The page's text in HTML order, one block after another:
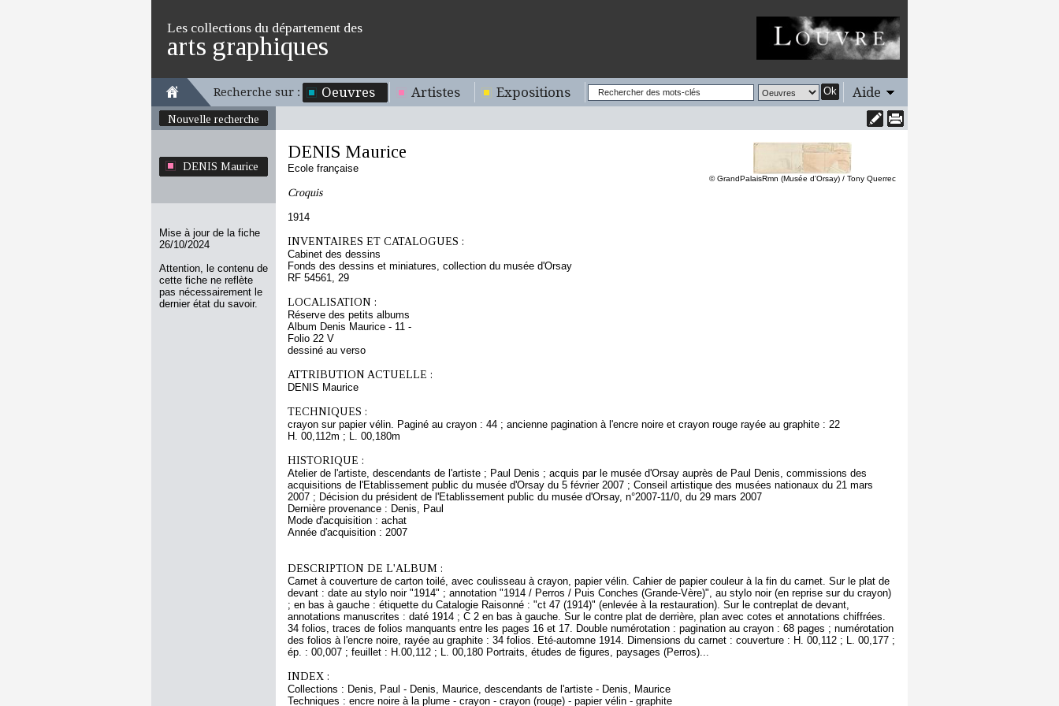
Les collections du département des
arts graphiques
Recherche sur : Oeuvres Artistes Expositions Ok Aide
Nouvelle recherche
DENIS Maurice
Mise à jour de la fiche
26/10/2024
Attention, le contenu de
cette fiche ne reflète
pas nécessairement le
dernier état du savoir.
© GrandPalaisRmn (Musée d'Orsay) / Tony Querrec
DENIS Maurice
Ecole française
Croquis
1914
INVENTAIRES ET CATALOGUES :
Cabinet des dessins
Fonds des dessins et miniatures, collection du musée d'Orsay
RF 54561, 29
LOCALISATION :
Réserve des petits albums
Album Denis Maurice - 11 -
Folio 22 V
dessiné au verso
ATTRIBUTION ACTUELLE :
DENIS Maurice
TECHNIQUES :
crayon sur papier vélin. Paginé au crayon : 44 ; ancienne pagination à l'encre noire et crayon rouge rayée au graphite : 22
H. 00,112m ; L. 00,180m
HISTORIQUE :
Atelier de l'artiste, descendants de l'artiste ; Paul Denis ; acquis par le musée d'Orsay auprès de Paul Denis, commissions des
acquisitions de l'Etablissement public du musée d'Orsay du 5 février 2007 ; Conseil artistique des musées nationaux du 21 mars
2007 ; Décision du président de l'Etablissement public du musée d'Orsay, n°2007-11/0, du 29 mars 2007
Dernière provenance : Denis, Paul
Mode d'acquisition : achat
Année d'acquisition : 2007
DESCRIPTION DE L'ALBUM :
Carnet à couverture de carton toilé, avec coulisseau à crayon, papier vélin. Cahier de papier couleur à la fin du carnet. Sur le plat de
devant : date au stylo noir "1914" ; annotation "1914 / Perros / Puis Conches (Grande-Vère)", au stylo noir (en reprise sur du crayon)
; en bas à gauche : étiquette du Catalogie Raisonné : "ct 47 (1914)" (enlevée à la restauration). Sur le contreplat de devant,
annotations manuscrites : daté 1914 ; C 2 en bas à gauche. Sur le contre plat de derrière, plan avec cotes et annotations chiffrées.
34 folios, traces de folios manquants entre les pages 16 et 17. Double numérotation : pagination au crayon : 68 pages ; numérotation
des folios à l'encre noire, rayée au graphite : 34 folios. Eté-automne 1914. Dimensions du carnet : couverture : H. 00,112 ; L. 00,177 ;
ép. : 00,007 ; feuillet : H.00,112 ; L. 00,180 Portraits, études de figures, paysages (Perros)...
INDEX :
Collections : Denis, Paul - Denis, Maurice, descendants de l'artiste - Denis, Maurice
Techniques : encre noire à la plume - crayon - crayon (rouge) - papier vélin - graphite